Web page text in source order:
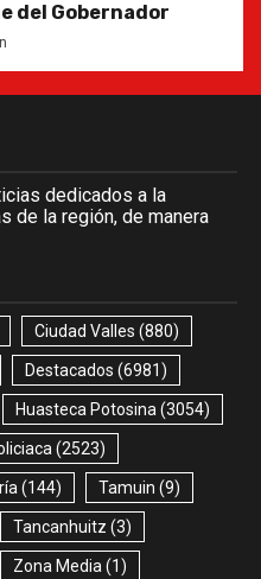
del Gobernador
dedicados a la
de la región, de manera
Ciudad Valles (880)
Destacados (6981)
Huasteca Potosina(3054)
(2523)
(144) Tamuin (9)
Tancanhuitz (3)
Zona Media(1)